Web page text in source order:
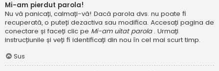
Mi-am pierdut parola!
Nu vă panicați, calmați-vă! Dacă parola dvs. nu poate fi
recuperată, o puteți dezactiva sau modifica. Accesați pagina de
conectare și faceți clic pe Mi-am uitat parola . Urmați
instrucțiunile și veți fi identificați din nou în cel mai scurt timp.
Sus